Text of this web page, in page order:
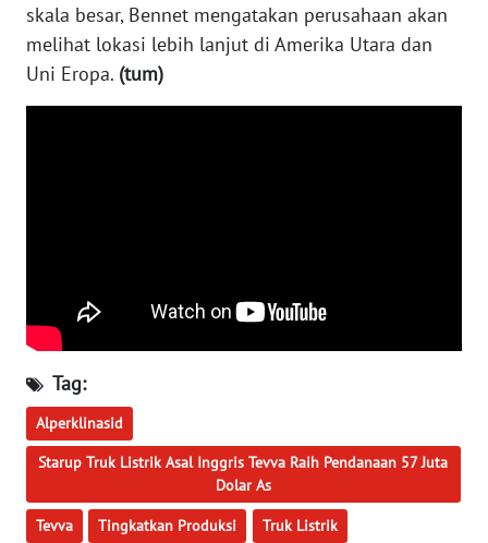
skala besar, Bennet mengatakan perusahaan akan
melihat lokasi lebih lanjut di Amerika Utara dan
Uni Eropa. (tum)
Tag:
Alperklinasid
Starup Truk Listrik Asal Inggris Tevva Raih Pendanaan 57 Juta
Dolar As
Tevva Tingkatkan Produksi Truk Listrik
SULBAR
WN
WN
BENGKULU
WN
LAMPUNG
WN